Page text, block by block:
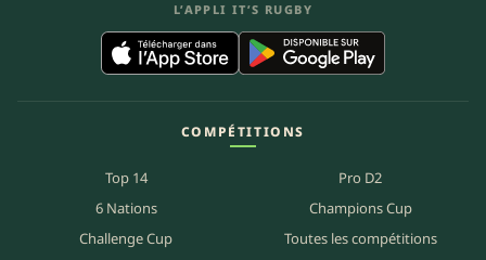
L’APPLI IT’S RUGBY
COMPÉTITIONS
Top 14
Pro D2
6 Nations
Champions Cup
Challenge Cup
Toutes les compétitions